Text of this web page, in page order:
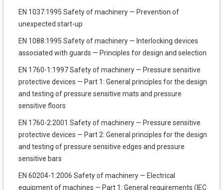
EN 1037:1995 Safety of machinery — Prevention of
unexpected start-up
EN 1088:1995 Safety of machinery — Interlocking devices
associated with guards — Principles for design and selection
EN 1760-1:1997 Safety of machinery — Pressure sensitive
protective devices — Part 1: General principles for the design
and testing of pressure sensitive mats and pressure
sensitive floors
EN 1760-2:2001 Safety of machinery — Pressure sensitive
protective devices — Part 2: General principles for the design
and testing of pressure sensitive edges and pressure
sensitive bars
EN 60204-1:2006 Safety of machinery — Electrical
equipment of machines — Part 1: General requirements (IEC